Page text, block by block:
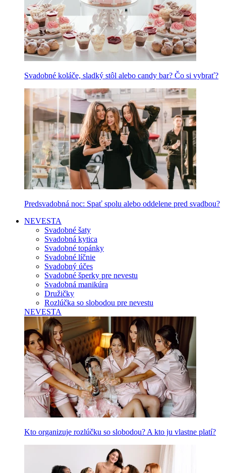
Svadobné koláče, sladký stôl alebo candy bar? Čo si vybrať?
Predsvadobná noc: Spať spolu alebo oddelene pred svadbou?
NEVESTA
Svadobné šaty
Svadobná kytica
Svadobné topánky
Svadobné líčnie
Svadobný účes
Svadobné šperky pre nevestu
Svadobná manikúra
Družičky
Rozlúčka so slobodou pre nevestu
NEVESTA
Kto organizuje rozlúčku so slobodou? A kto ju vlastne platí?